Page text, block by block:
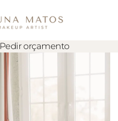
Pedir orçamento